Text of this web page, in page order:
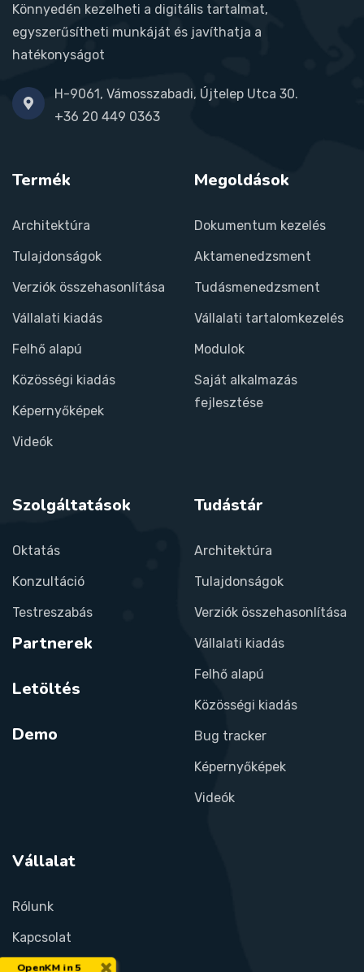
Könnyedén kezelheti a digitális tartalmat,
egyszerűsítheti munkáját és javíthatja a
hatékonyságot
H-9061, Vámosszabadi, Újtelep Utca 30.
+36 20 449 0363
Termék
Architektúra
Tulajdonságok
Verziók összehasonlítása
Vállalati kiadás
Felhő alapú
Közösségi kiadás
Képernyőképek
Videók
Megoldások
Dokumentum kezelés
Aktamenedzsment
Tudásmenedzsment
Vállalati tartalomkezelés
Modulok
Saját alkalmazás
fejlesztése
Szolgáltatások
Oktatás
Konzultáció
Testreszabás
Partnerek
Letöltés
Demo
Tudástár
Architektúra
Tulajdonságok
Verziók összehasonlítása
Vállalati kiadás
Felhő alapú
Közösségi kiadás
Bug tracker
Képernyőképek
Videók
Vállalat
Rólunk
Kapcsolat
OpenKM in 5